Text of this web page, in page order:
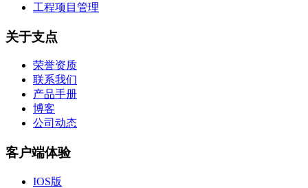
工程项目管理
关于支点
荣誉资质
联系我们
产品手册
博客
公司动态
客户端体验
IOS版